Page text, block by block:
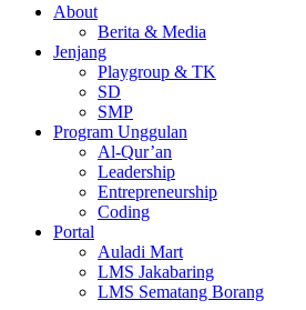
About
Berita & Media
Jenjang
Playgroup & TK
SD
SMP
Program Unggulan
Al-Qur’an
Leadership
Entrepreneurship
Coding
Portal
Auladi Mart
LMS Jakabaring
LMS Sematang Borang